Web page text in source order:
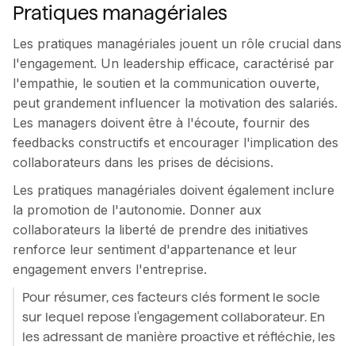
Pratiques managériales
Les pratiques managériales jouent un rôle crucial dans
l'engagement. Un leadership efficace, caractérisé par
l'empathie, le soutien et la communication ouverte,
peut grandement influencer la motivation des salariés.
Les managers doivent être à l'écoute, fournir des
feedbacks constructifs et encourager l'implication des
collaborateurs dans les prises de décisions.
Les pratiques managériales doivent également inclure
la promotion de l'autonomie. Donner aux
collaborateurs la liberté de prendre des initiatives
renforce leur sentiment d'appartenance et leur
engagement envers l'entreprise.
Pour résumer, ces facteurs clés forment le socle
sur lequel repose l'engagement collaborateur. En
les adressant de manière proactive et réfléchie, les